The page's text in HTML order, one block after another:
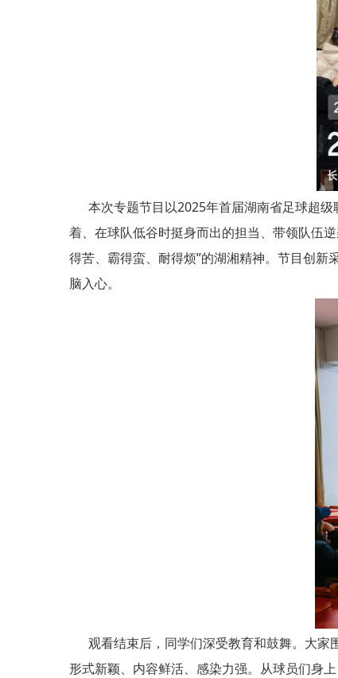
本次专题节目以2025年首届湖南省足球超级
着、在球队低谷时挺身而出的担当、带领队伍
得苦、霸得蛮、耐得烦”的湖湘精神。节目创
脑入心。
观看结束后，同学们深受教育和鼓舞。大家
形式新颖、内容鲜活、感染力强。从球员们身